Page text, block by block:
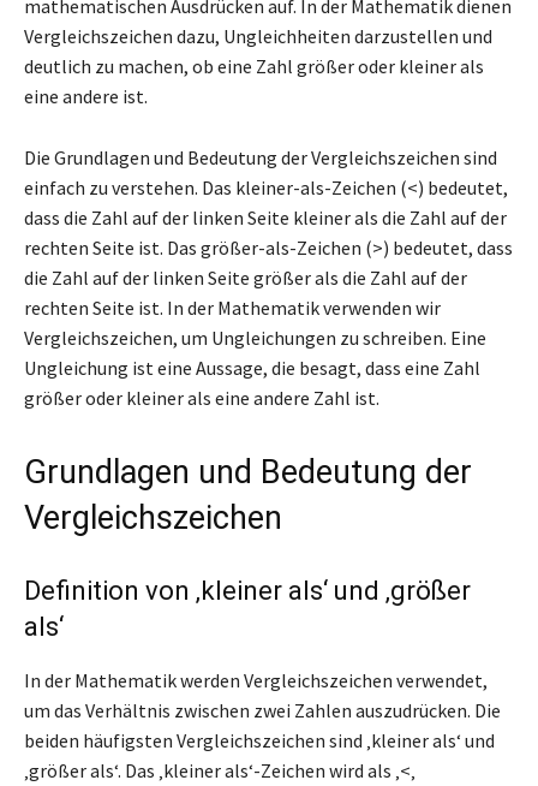
mathematischen Ausdrücken auf. In der Mathematik dienen
Vergleichszeichen dazu, Ungleichheiten darzustellen und
deutlich zu machen, ob eine Zahl größer oder kleiner als
eine andere ist.
Die Grundlagen und Bedeutung der Vergleichszeichen sind
einfach zu verstehen. Das kleiner-als-Zeichen (<) bedeutet,
dass die Zahl auf der linken Seite kleiner als die Zahl auf der
rechten Seite ist. Das größer-als-Zeichen (>) bedeutet, dass
die Zahl auf der linken Seite größer als die Zahl auf der
rechten Seite ist. In der Mathematik verwenden wir
Vergleichszeichen, um Ungleichungen zu schreiben. Eine
Ungleichung ist eine Aussage, die besagt, dass eine Zahl
größer oder kleiner als eine andere Zahl ist.
Grundlagen und Bedeutung der
Vergleichszeichen
Definition von ‚kleiner als‘ und ‚größer
als‘
In der Mathematik werden Vergleichszeichen verwendet,
um das Verhältnis zwischen zwei Zahlen auszudrücken. Die
beiden häufigsten Vergleichszeichen sind ‚kleiner als‘ und
‚größer als‘. Das ‚kleiner als‘-Zeichen wird als ‚<‚